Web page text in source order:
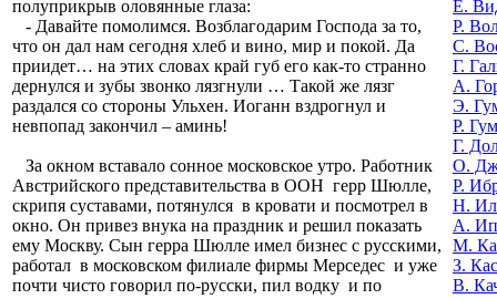
полуприкрыв оловянные глаза:
- Давайте помолимся. Возблагодарим Господа за то,
что он дал нам сегодня хлеб и вино, мир и покой. Да
приидет… на этих словах край губ его как-то странно
дернулся и зубы звонко лязгнули … Такой же лязг
раздался со стороны Ульхен. Иоганн вздрогнул и
невпопад закончил – аминь!
За окном вставало сонное московское утро. Работник
Австрийского представительства в ООН герр Шюлле,
скрипя суставами, потянулся в кровати и посмотрел в
окно. Он привез внука на праздник и решил показать
ему Москву. Сын герра Шюлле имел бизнес с русскими,
работал в московском филиале фирмы Мерседес и уже
почти чисто говорил по-русски, пил водку и по
Е.
Р.
С.
Г.
А.
Э.
Р.
Г.
О.
Р.
Н.
А.
М.
З.
В.